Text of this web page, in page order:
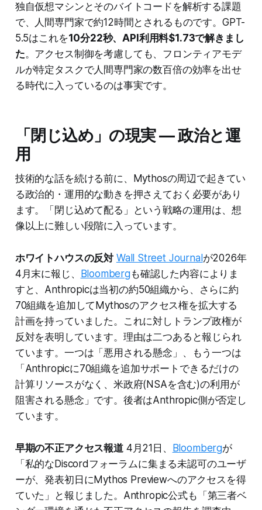
独自仮想マシンとそのバイトコードを解析する課題
で、人間専門家で約12時間とされるものです。GPT-
5.5はこれを10分22秒、API利用料$1.73で解きまし
た。アクセス制御を考慮しても、フロンティアモデ
ルが特定タスクで人間専門家の数百倍の効率を出せ
る時代に入っているのは事実です。
「閉じ込め」の現実 — 政治と運
用
技術的な話を続ける前に、Mythosの周辺で起きてい
る政治的・運用的な動きを押さえておく必要があり
ます。「閉じ込めて配る」という戦略の運用は、想
像以上に難しい段階に入っています。
ホワイトハウスの反対 Wall Street Journal が2026年
4月末に報じ、
Bloombergも確認した内容によりま
すと、Anthropicは当初の約50組織から、さらに約
70組織を追加してMythosのアクセス権を拡大する
計画を持っていました。これに対しトランプ政権が
反対を表明しています。理由は二つあると報じられ
ています。一つは「悪用される懸念」、もう一つは
「Anthropicに70組織を追加サポートできるだけの
計算リソースがなく、米政府(NSAを含む)の利用が
阻害される懸念」です。後者はAnthropic側が否定し
ています。
早期の不正アクセス報道4月21日、 Bloombergが
「私的なDiscordフォーラムに集まる未認可のユーザ
ーが、発表初日にMythos Previewへのアクセスを得
ていた」と報じました。Anthropic公式も「第三者ベ